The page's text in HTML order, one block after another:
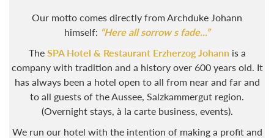
Our motto comes directly from Archduke Johann
himself: “Here all sorrow s fade...”
The SPA Hotel & Restaurant Erzherzog Johann is a
company with tradition and a history over 600 years old. It
has always been a hotel open to all from near and far and
to all guests of the Aussee, Salzkammergut region.
(Overnight stays, à la carte business, events).
We run our hotel with the intention of making a profit and